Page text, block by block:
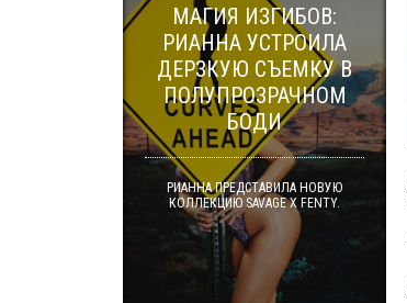
МАГИЯ ИЗГИБОВ:
РИАННА УСТРОИЛА
ДЕРЗКУЮ СЪЕМКУ В
ПОЛУПРОЗРАЧНОМ
БОДИ
РИАННА ПРЕДСТАВИЛА НОВУЮ
КОЛЛЕКЦИЮ SAVAGE X FENTY.